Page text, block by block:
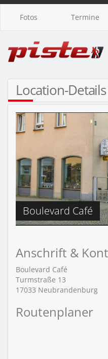
Fotos Termine
Location-Details
Boulevard Café
Anschrift &
Boulevard Café
Turmstraße 13
17033 Neubrandenburg
Routenplaner